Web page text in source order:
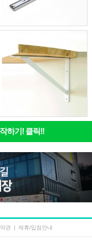
하기! 클릭!!
관 | 제휴/입점안내